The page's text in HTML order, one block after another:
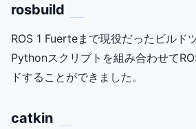
rosbuild
ROS 1 Fuerteまで現役だったビルド
Pythonスクリプトを組み合わせて
ドすることができました。
catkin